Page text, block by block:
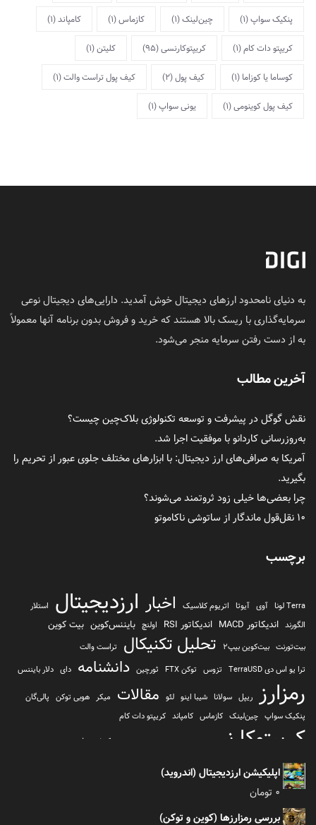
پنکیک سواپ(1) چین‌لینک(1) کازماس(1) کامپاند(1)
کریپتو دات کام(1) کریپتوکارنسی(95) کلیتن(1)
کوساما یا کوزاما (1) کیف پول(2) کیف پول تراست والت(1)
کیف پول کوینومی(1) یونی سواپ(1)
به دنیای نامحدود ارزهای دیجیتال خوش آمدید. دارایی‌های دیجیتال نوعی
سرمایه‌گذاری با ریسک بالا هستند که خرید و فروش بدون برنامه آنها معمولاً
به از دست رفتن سرمایه منجر می‌شود.
آخرین مطالب
نقش گوگل در پیشرفت و توسعه تکنولوژی بلاک‌چین چیست؟
به‌روزرسانی کاردانو با موفقیت اجرا شد.
آمریکا به صرافی‌های ارز دیجیتال: با ابزارهای مختلف جلوی عبور از تحریم را
بگیرید.
چرا بعضی‌ها خیلی زود ثروتمند می‌شوند؟
۱۰ نقل‌قول ماندگار از ساتوشی ناکاموتو
برچسب
Terra لونا آوی آیوتا اتریوم کلاسیک اخبار ارزدیجیتال
استلار
الگورند اندیکاتور MACD اندیکاتور RSI اولنچ بایننس‌کوین بیت کوین
بیت‌تورنت بیت‌کوین بیپ2 تحلیل تکنیکال
تراست والت
ترا یو اس دی TerraUSD
تزوس توکن FTX ثورچین دانشنامه دای دلار بایننس
رمزارز ریپل سولانا شیبا اینو لئو مقالات میکر هوبی توکن پالی‌گان
پنکیک سواپ چین‌لینک کازماس کامپاند کریپتو دات کام
کریپتوکارنسی کیف پول
کیف پول تراست والت
اپلیکیشن ارزدیجیتال (اندروید)
0 تومان
بررسی رمزارزها (کوین و توکن)